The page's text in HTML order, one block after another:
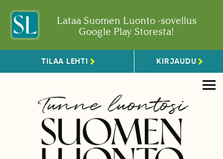
Lataa Suomen Luonto -sovellus
Google Play Storesta!
TILAA LEHTI KIRJAUDU